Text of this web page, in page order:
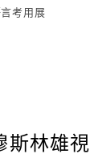
考用展
斯林雄